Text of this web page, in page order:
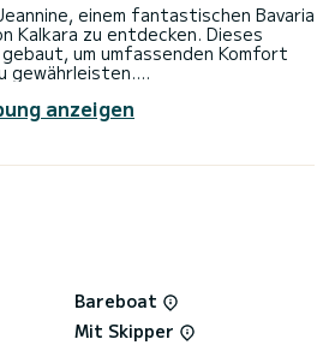
einem fantastischen Bavaria
Kalkara zu entdecken. Dieses
um umfassenden Komfort
gewährleisten.
voll ausgestattete Kabinen und
Mit einer Gesamtlänge von 16
auf dem Wasser in der Umgebung
die Plattform erhalten Sie die
anzeigen
Bareboat
Mit Skipper